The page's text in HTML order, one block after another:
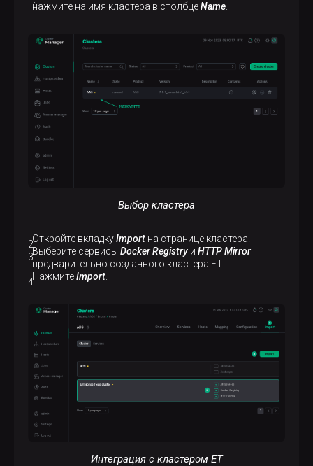
нажмите на имя кластера в столбцеName
Выбор кластера
Откройте вкладкуImport на странице кластера.
Выберите сервисы Docker Registry и HTTP Mirror
предварительно созданного кластера ET.
НажмитеImport
Интеграция с кластером ET